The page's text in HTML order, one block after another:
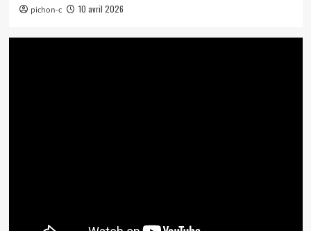
pichon-c 10 avril 2026